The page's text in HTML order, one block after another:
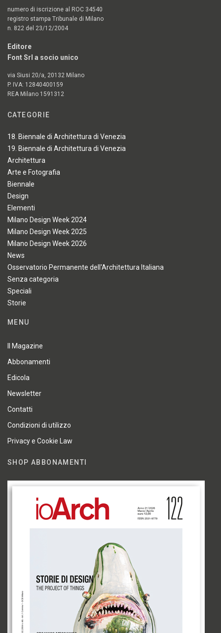
numero di iscrizione al ROC 34540
registro stampa Tribunale di Milano
n. 822 del 23/12/2004
Editore
Font Srl a socio unico
via Siusi 20/a, 20132 Milano
P. IVA: 12840400159
REA Milano 1591312
CATEGORIE
18. Biennale di Architettura di Venezia
19. Biennale di Architettura di Venezia
Architettura
Arte e Fotografia
Biennale
Design
Elementi
Milano Design Week 2024
Milano Design Week 2025
Milano Design Week 2026
News
Osservatorio Permanente dell'Architettura Italiana
Senza categoria
Speciali
Storie
MENU
Il Magazine
Abbonamenti
Edicola
Newsletter
Contatti
Condizioni di utilizzo
Privacy e Cookie Law
SHOP ABBONAMENTI